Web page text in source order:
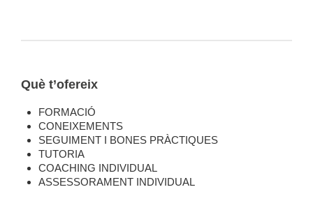
Què t’ofereix
FORMACIÓ
CONEIXEMENTS
SEGUIMENT I BONES PRÀCTIQUES
TUTORIA
COACHING INDIVIDUAL
ASSESSORAMENT INDIVIDUAL